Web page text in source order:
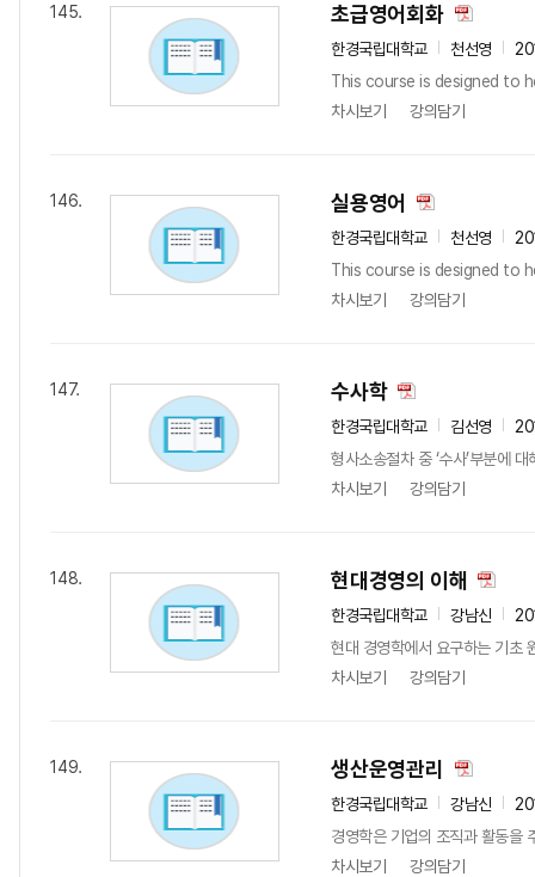
145. 초급영어회화
한경국립대학교 천선영
This course is designed to
차시보기
강의담기
146. 실용영어
한경국립대학교 천선영
This course is designed to
차시보기
강의담기
147. 수사학
한경국립대학교 김선영
형사소송절차 중 ‘수사’부분에
차시보기
강의담기
148. 현대경영의 이해
한경국립대학교 강남신
현대 경영학에서 요구하는 기초
차시보기
강의담기
149. 생산운영관리
한경국립대학교 강남신
경영학은 기업의 조직과 활동을
차시보기
강의담기